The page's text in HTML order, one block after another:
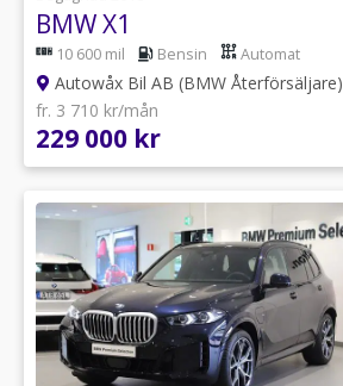
BMW X1
10 600 mil Bensin Automat
Autowåx Bil AB (BMW Återförsäljare)
fr. 3 710 kr/mån
229 000 kr